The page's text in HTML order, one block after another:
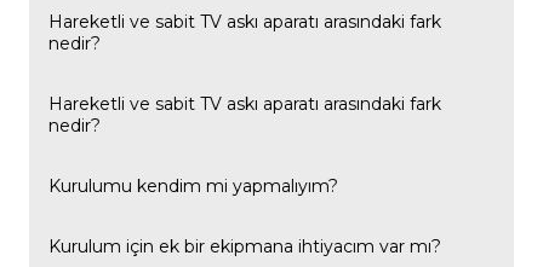
ölçüsüne göre uygun modeli seçebilirsiniz.
VESA, TV'nizin arkasındaki montaj deliklerinin standart
ölçüsünü ifade eder. Bu bilgiyi TV'nizin kullanım
Hareketli ve sabit TV askı aparatı arasındaki fark
nedir?
Hareketli modeller TV'nin açısını ve duvara olan mesafesini
ayarlamanıza imkân tanır; sabit modeller ise TV'yi duvara
Hareketli ve sabit TV askı aparatı arasındaki fark
nedir?
Hareketli modeller TV'nin açısını ve duvara olan mesafesini
sabit, tek bir konumda monte eder.
Kurulumu kendim mi yapmalıyım?
Çoğu modelimiz temel el aletleriyle kendi başınıza
Kurulum için ek bir ekipmana ihtiyacım var mı?